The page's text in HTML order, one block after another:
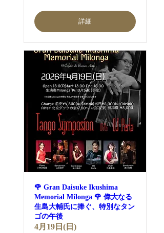
詳細
🌹 Gran Daisuke Ikushima
Memorial Milonga 🌹 偉大なる
生島大輔氏に捧ぐ、特別なタン
ゴの午後
4月19日(日)